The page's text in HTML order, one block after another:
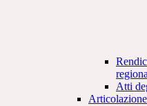
Atti